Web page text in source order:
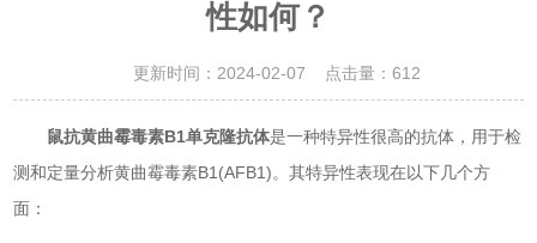
性如何？
更新时间：2024-02-07 点击量： 612
鼠抗黄曲霉毒素B1单克隆抗体是一种特异性很高的抗体，用于检
测和定量分析黄曲霉毒素B1(AFB1)。其特异性表现在以下几个方
面：